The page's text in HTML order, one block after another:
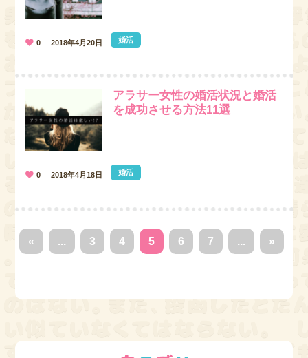
婚活
0 2018年4月20日
アラサー女性の婚活状況と婚活
を成功させる方法11選
婚活
0 2018年4月18日
« ... 3 4 5 6 7 ... »